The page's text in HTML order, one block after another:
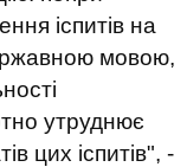
іспитів на
мовою,
утруднює
цих іспитів", -